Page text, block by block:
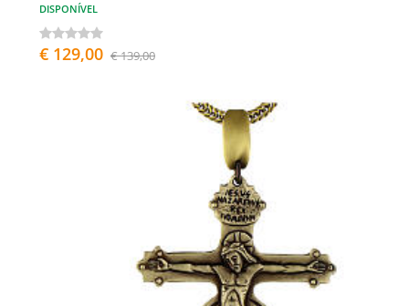
DISPONÍVEL
€ 129,00 € 139,00